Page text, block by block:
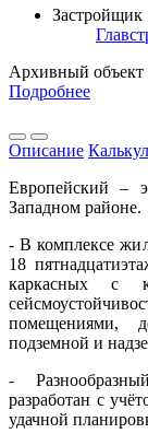
Застройщик
Архивный объект
Подробнее
Описание
Европейский –
Западном районе.
- В комплексе
18
каркасных с
помещениями,
подземной и
-
разработан с
удачной